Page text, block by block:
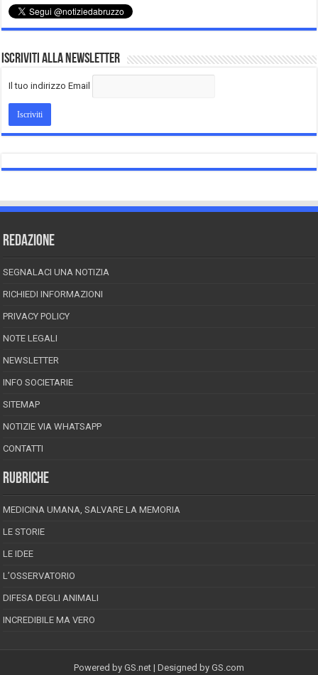
Iscriviti alla Newsletter
Il tuo indirizzo Email
REDAZIONE
SEGNALACI UNA NOTIZIA
RICHIEDI INFORMAZIONI
PRIVACY POLICY
NOTE LEGALI
NEWSLETTER
INFO SOCIETARIE
SITEMAP
NOTIZIE VIA WHATSAPP
CONTATTI
RUBRICHE
MEDICINA UMANA, SALVARE LA MEMORIA
LE STORIE
LE IDEE
L’OSSERVATORIO
DIFESA DEGLI ANIMALI
INCREDIBILE MA VERO
Powered by GS.net | Designed by GS.com